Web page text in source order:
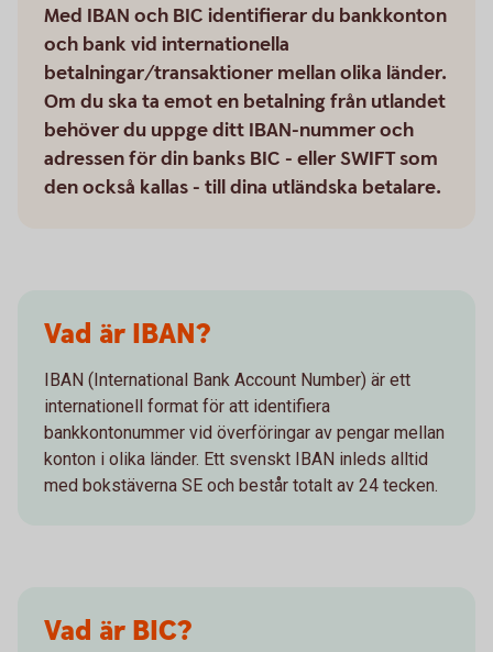
Med IBAN och BIC identifierar du bankkonton
och bank vid internationella
betalningar/transaktioner mellan olika länder.
Om du ska ta emot en betalning från utlandet
behöver du uppge ditt IBAN-nummer och
adressen för din banks BIC - eller SWIFT som
den också kallas - till dina utländska betalare.
Vad är IBAN?
IBAN (International Bank Account Number) är ett
internationell format för att identifiera
bankkontonummer vid överföringar av pengar mellan
konton i olika länder. Ett svenskt IBAN inleds alltid
med bokstäverna SE och består totalt av 24 tecken.
Vad är BIC?